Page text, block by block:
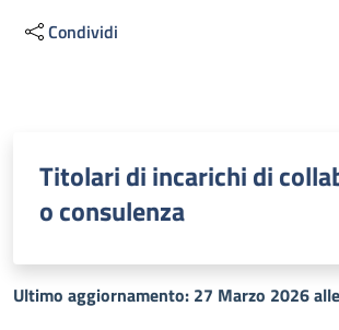
Condividi
Titolari di incarichi di
o consulenza
Ultimo aggiornamento: 27 Marzo 2026